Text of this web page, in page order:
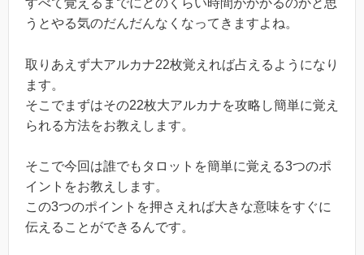
すべて覚えるまでにどのくらい時間がかかるのかと思
うとやる気のだんだんなくなってきますよね。
取りあえず大アルカナ22枚覚えれば占えるようになり
ます。
そこでまずはその22枚大アルカナを攻略し簡単に覚え
られる方法をお教えします。
そこで今回は誰でもタロットを簡単に覚える3つのポ
イントをお教えします。
この3つのポイントを押さえれば大きな意味をすぐに
伝えることができるんです。